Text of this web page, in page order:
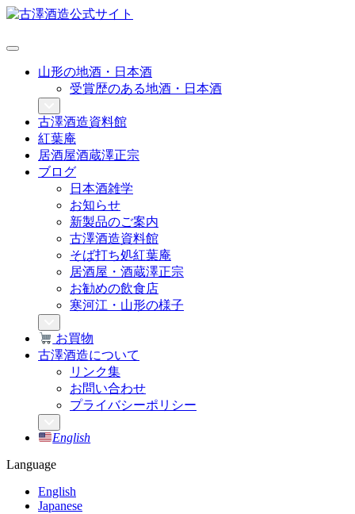
山形の地酒・日本酒
受賞歴のある地酒・日本酒
古澤酒造資料館
紅葉庵
居酒屋酒蔵澤正宗
ブログ
日本酒雑学
お知らせ
新製品のご案内
古澤酒造資料館
そば打ち処紅葉庵
居酒屋・酒蔵澤正宗
お勧めの飲食店
寒河江・山形の様子
お買物
古澤酒造について
リンク集
お問い合わせ
プライバシーポリシー
English
Language
English
Japanese